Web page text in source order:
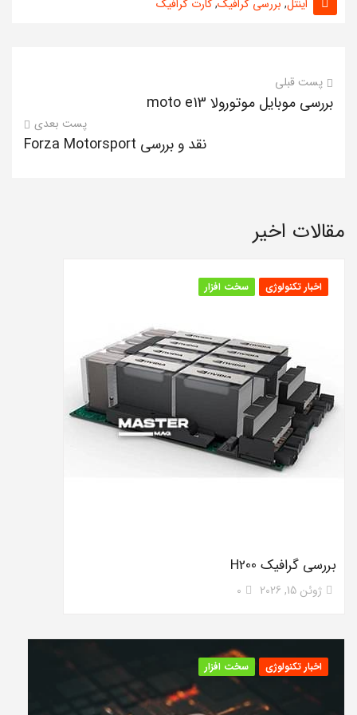
اینتل, بررسی گرافیک,کارت گرافیک
پست قبلی
بررسی موبایل موتورولا moto e13
پست بعدی
نقد و بررسی Forza Motorsport
مقالات اخیر
اخبار تکنولوژی سخت افزار
بررسی گرافیک H200
ژوئن 15, 2026 0
اخبار تکنولوژی سخت افزار